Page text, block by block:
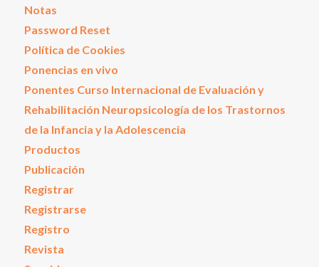
Notas
Password Reset
Política de Cookies
Ponencias en vivo
Ponentes Curso Internacional de Evaluación y
Rehabilitación Neuropsicología de los Trastornos
de la Infancia y la Adolescencia
Productos
Publicación
Registrar
Registrarse
Registro
Revista